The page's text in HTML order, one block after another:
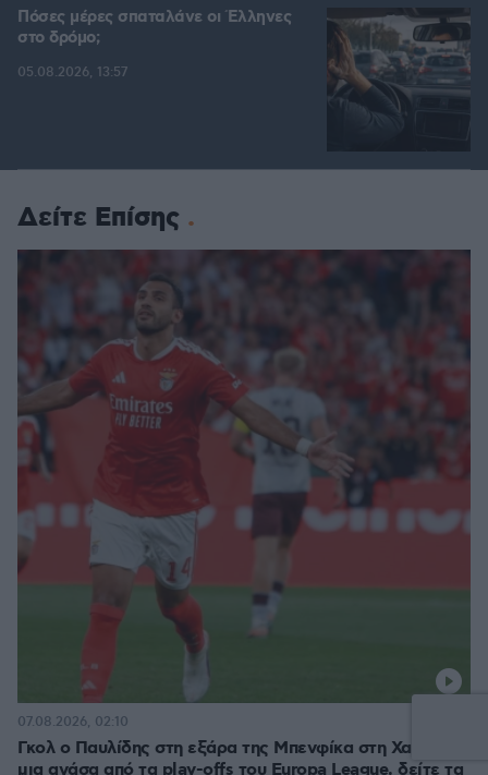
Πόσες μέρες σπαταλάνε οι Έλληνες
στο δρόμο;
05.08.2026, 13:57
Δείτε Επίσης
Γκολ ο Παυλίδης στη εξάρα της Μπενφίκα στη Χαρτς και
μια ανάσα από τα play-offs του Europa League, δείτε τα
07.08.2026, 02:10